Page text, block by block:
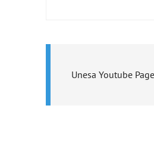
Unesa Youtube Page